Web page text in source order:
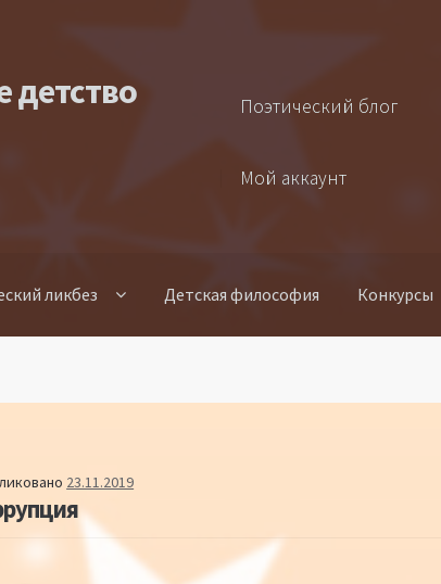
детство Поэтический блог
Мой аккаунт
ликбез Детская философия Конкурсы
23.11.2019